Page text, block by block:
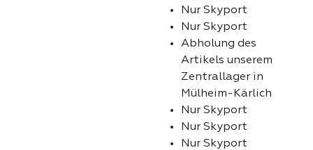
Nur Skyport
Nur Skyport
Abholung des
Artikels unserem
Zentrallager in
Mülheim-Kärlich
Nur Skyport
Nur Skyport
Nur Skyport